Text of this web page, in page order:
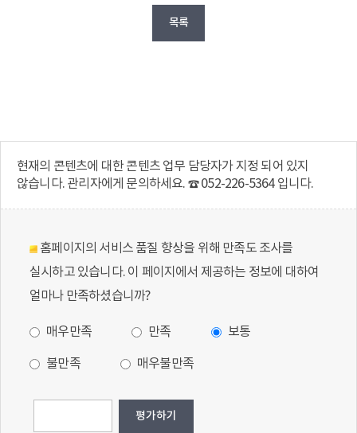
목록
현재의 콘텐츠에 대한 콘텐츠 업무 담당자가 지정 되어 있지
않습니다. 관리자에게 문의하세요. ☎ 052-226-5364 입니다.
홈페이지의 서비스 품질 향상을 위해 만족도 조사를
실시하고 있습니다. 이 페이지에서 제공하는 정보에 대하여
얼마나 만족하셨습니까?
매우만족 만족 보통
불만족 매우불만족